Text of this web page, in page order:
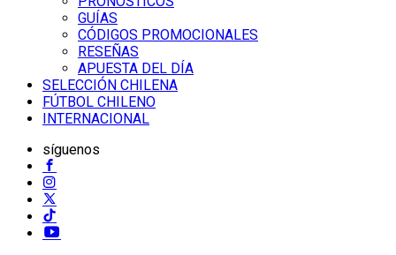
GUÍAS
CÓDIGOS PROMOCIONALES
RESEÑAS
APUESTA DEL DÍA
SELECCIÓN CHILENA
FÚTBOL CHILENO
INTERNACIONAL
síguenos